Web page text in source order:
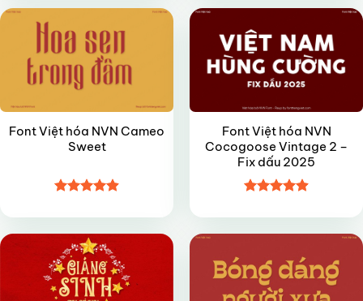
Font Việt hóa NVN Cameo
Sweet
hạng4.95
Font Việt hóa NVN
Cocogoose Vintage 2 –
Fix dấu 2025
hạng4.95